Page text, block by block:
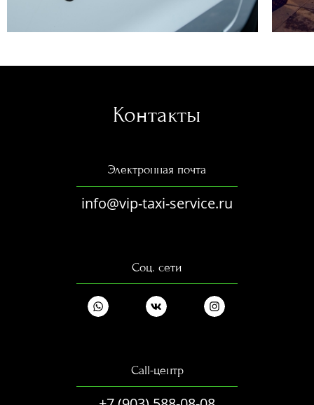
Контакты
Электронная почта
info@vip-taxi-service.ru
Соц. сети
Call-центр